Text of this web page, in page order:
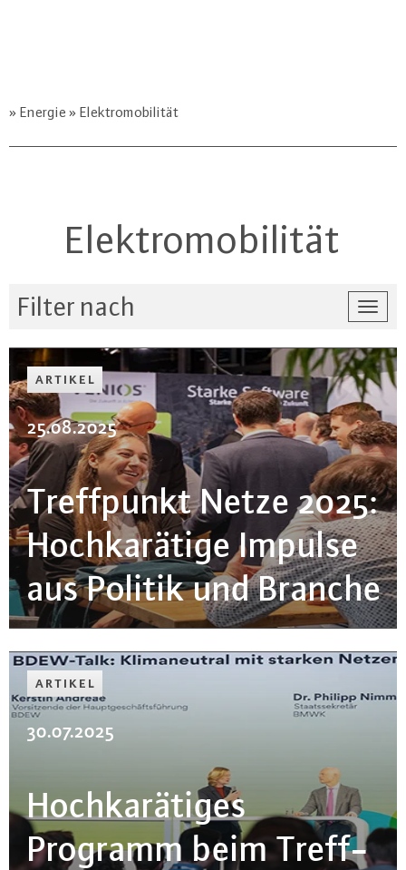
Energie Elektromobilität
Elektromobilität
Filter nach
ARTIKEL
25.08.2025
Treff­punkt Netze 2025:
Hoch­ka­rä­ti­ge Impulse
aus Politik und Branche
ARTIKEL
30.07.2025
Hoch­ka­rä­ti­ges
Programm beim Treff­